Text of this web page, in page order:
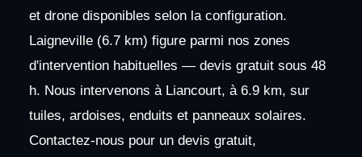
et drone disponibles selon la configuration.
Laigneville (6.7 km) figure parmi nos zones
d'intervention habituelles — devis gratuit sous 48
h. Nous intervenons à Liancourt, à 6.9 km, sur
tuiles, ardoises, enduits et panneaux solaires.
Contactez-nous pour un devis gratuit,